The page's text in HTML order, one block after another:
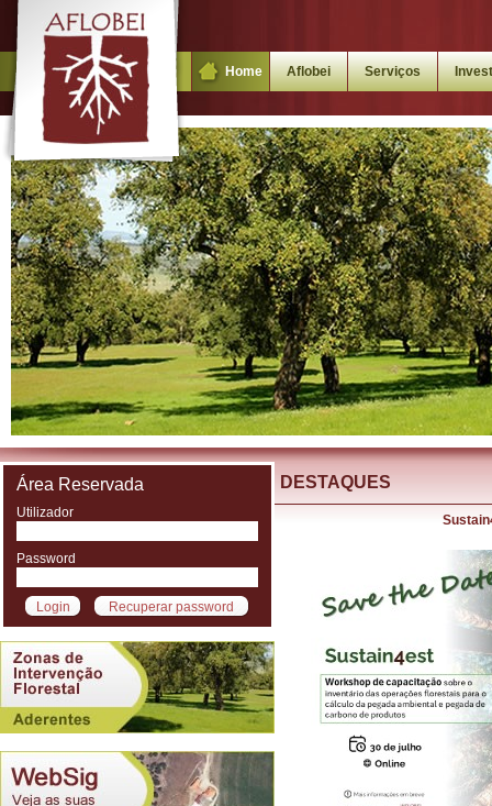
Home Aflobei Serviços
Área Reservada
Utilizador
Password
DESTAQUES